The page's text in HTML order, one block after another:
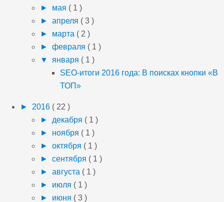
► мая ( 1 )
► апреля ( 3 )
► марта ( 2 )
► февраля ( 1 )
▼ января ( 1 )
SEO-итоги 2016 года: В поисках кнопки «В
ТОП»
► 2016 ( 22 )
► декабря ( 1 )
► ноября ( 1 )
► октября ( 1 )
► сентября ( 1 )
► августа ( 1 )
► июля ( 1 )
► июня ( 3 )